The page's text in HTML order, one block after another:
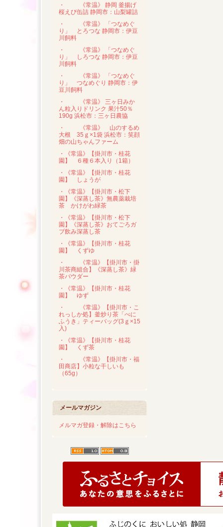
・
《常温》 静岡 釜揚げ
桜えび缶詰 静岡市：山梨罐詰
・
《常温》 「つなめぐ
り」 とろつな 静岡市：伊豆
川飼料
・
《常温》 「つなめぐ
り」 しろつな 静岡市：伊豆
川飼料
・
《常温》 「つなめぐ
り」 つなめぐり 静岡市：伊
豆川飼料
・
《常温》 三ヶ日みか
ん粒入りドリンク 果汁50％
190g 浜松市：三ヶ日農協
・
《常温》 山のするめ
大根 35ｇ×1袋 浜松市：笑顔
畑の山ちゃんファーム
・《常温》【掛川市・桂花
園】 ６種６本入り（1箱）
・《常温》【掛川市・桂花
園】 しょうが
・《常温》【掛川市・松下
園】《深蒸し茶》無農薬栽培
茶 かけがわ緑茶
・《常温》【掛川市・松下
園】《深蒸し茶》おてごろガ
ブ飲み深蒸し茶
・《常温》【掛川市・桂花
園】 くずゆ
・
《常温》【掛川市・掛
川茶商組合】《深蒸し茶》緑
茶パウダー
・《常温》【掛川市・桂花
園】 ゆず
・
《常温》【掛川市・こ
れっしか処】釜炒り茶「べに
ふうき」ティーバッグ(3ｇ×15
入)
・《常温》【掛川市・桂花
園】 くず茶
・
《常温》【掛川市・福
田商店】小粒な干しいも
（65g）
メールマガジン
メルマガ登録・解除はこちら